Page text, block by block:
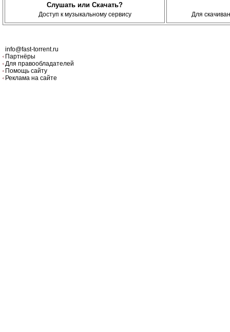
Слушать или Скачать?
Доступ к музыкальному сервису Для
info@fast-torrent.ru
Партнёры
Для правообладателей
Помощь сайту
Реклама на сайте